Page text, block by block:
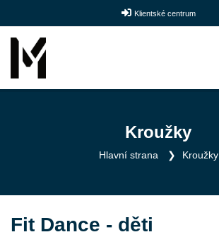
Klientské centrum
Kroužky
Hlavní strana Kroužky
Fit Dance - děti